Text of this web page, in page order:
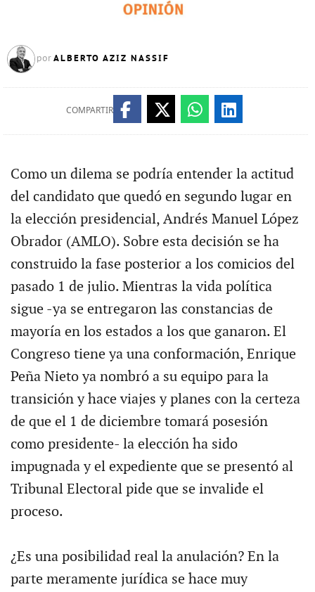
por ALBERTO AZIZ NASSIF
COMPARTIR
Como un dilema se podría entender la actitud
del candidato que quedó en segundo lugar en
la elección presidencial, Andrés Manuel López
Obrador (AMLO). Sobre esta decisión se ha
construido la fase posterior a los comicios del
pasado 1 de julio. Mientras la vida política
sigue -ya se entregaron las constancias de
mayoría en los estados a los que ganaron. El
Congreso tiene ya una conformación, Enrique
Peña Nieto ya nombró a su equipo para la
transición y hace viajes y planes con la certeza
de que el 1 de diciembre tomará posesión
como presidente- la elección ha sido
impugnada y el expediente que se presentó al
Tribunal Electoral pide que se invalide el
proceso.
¿Es una posibilidad real la anulación? En la
parte meramente jurídica se hace muy